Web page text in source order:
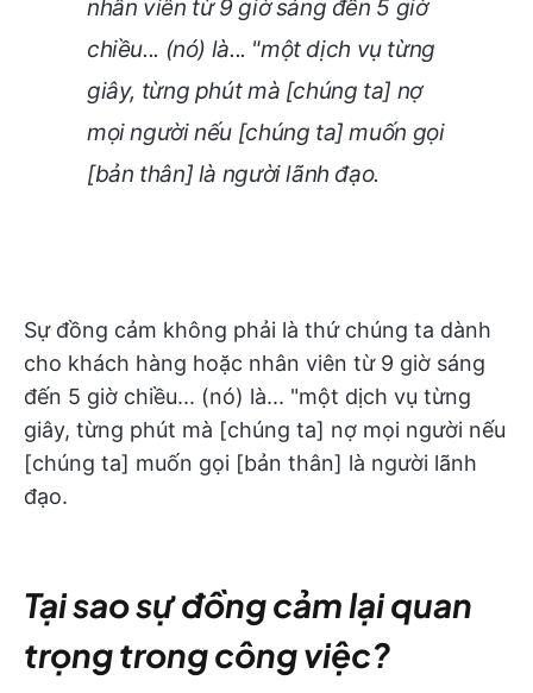
nhân viên từ 9 giờ sáng đến 5 giờ
chiều... (nó) là... "một dịch vụ từng
giây, từng phút mà [chúng ta] nợ
mọi người nếu [chúng ta] muốn gọi
[bản thân] là người lãnh đạo.
Sự đồng cảm không phải là thứ chúng ta dành
cho khách hàng hoặc nhân viên từ 9 giờ sáng
đến 5 giờ chiều... (nó) là... "một dịch vụ từng
giây, từng phút mà [chúng ta] nợ mọi người nếu
[chúng ta] muốn gọi [bản thân] là người lãnh
đạo.
Tại sao sự đồng cảm lại quan
trọng trong công việc?